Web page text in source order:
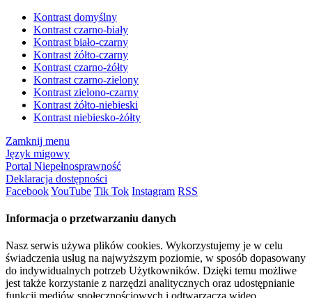
Kontrast domyślny
Kontrast czarno-biały
Kontrast biało-czarny
Kontrast żółto-czarny
Kontrast czarno-żółty
Kontrast czarno-zielony
Kontrast zielono-czarny
Kontrast żółto-niebieski
Kontrast niebiesko-żółty
Zamknij menu
Język migowy
Portal Niepełnosprawność
Deklaracja dostępności
FacebookYouTube Tik Tok Instagram RSS
Informacja o przetwarzaniu danych
Nasz serwis używa plików cookies. Wykorzystujemy je w celu
świadczenia usług na najwyższym poziomie, w sposób dopasowany
do indywidualnych potrzeb Użytkowników. Dzięki temu możliwe
jest także korzystanie z narzędzi analitycznych oraz udostępnianie